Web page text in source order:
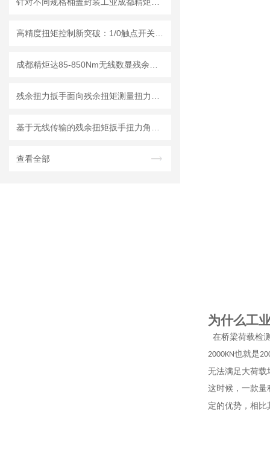
查看全部
为什么工
在桥梁荷载检
2000KN也就是
无法满足大荷载
这时候，一款量
定的优势，相